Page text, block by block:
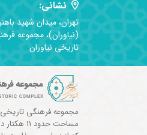
نشانی:
تهران، میدان شهید
(نیاوران)، مجموعه
تاریخی نیاوران
مجموعه فرهنگی تاریخی
مساحت